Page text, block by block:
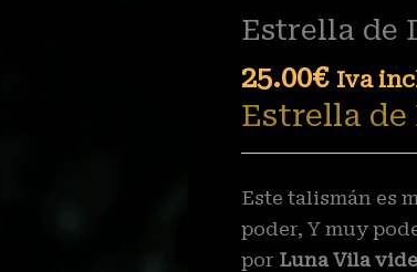
Estrella de
25.00€ Iva
Estrella
Este talismán es
poder, Y muy
por Luna Vila
de
plata
cantidad